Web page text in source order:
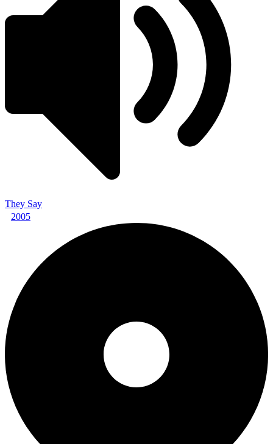
They Say
2005